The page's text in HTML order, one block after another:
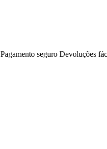
Pagamento seguro Devoluções